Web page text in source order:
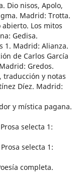
Dio nisos, Apolo,
Madrid: Trotta.
Los mitos
Gedisa.
1. Madrid: Alianza.
de Carlos García
Gredos.
traducción y notas
Díez. Madrid:
y mística pagana.
selecta 1:
selecta 1:
completa.